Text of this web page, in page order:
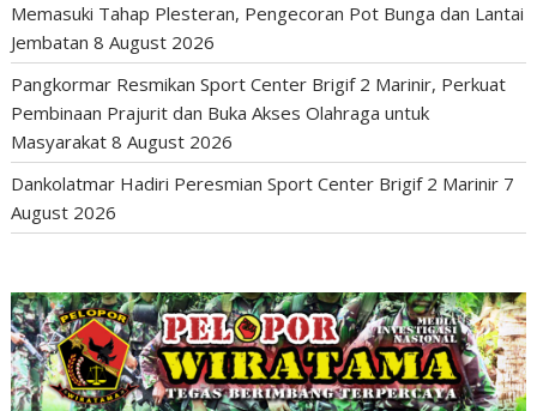
Memasuki Tahap Plesteran, Pengecoran Pot Bunga dan Lantai
Jembatan 8 August 2026
Pangkormar Resmikan Sport Center Brigif 2 Marinir, Perkuat
Pembinaan Prajurit dan Buka Akses Olahraga untuk
Masyarakat 8 August 2026
Dankolatmar Hadiri Peresmian Sport Center Brigif 2 Marinir 7
August 2026